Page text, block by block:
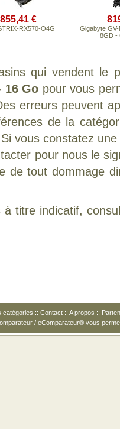
855,41 €
RX570-O4G
Gigabyte
8GD -
qui vendent le
16 Go pour vous
erreurs peuvent
de la
vous constatez
pour nous le
de tout dommage
titre indicatif,
catégories :: Contact :: A propos ::
/ eComparateur® vous